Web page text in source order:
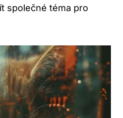
společné téma pro